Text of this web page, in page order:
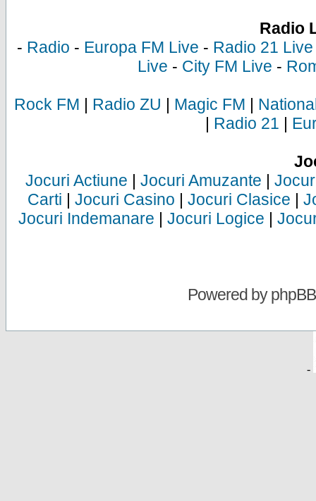
Radio
- Radio - Europa FM Live - Radio 21 Live
Live - City FM Live -
Rock FM | Radio ZU | Magic FM |
| Radio 21 |
Jocuri Actiune | Jocuri Amuzante |
Carti | Jocuri Casino | Jocuri Clasice |
Jocuri Indemanare | Jocuri Logice |
Powered byphpBB
-